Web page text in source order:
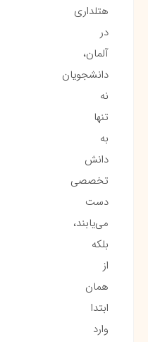
هتلداری
در
آلمان،
دانشجویان
نه
تنها
به
دانش
تخصصی
دست
می‌یابند،
بلکه
از
همان
ابتدا
وارد